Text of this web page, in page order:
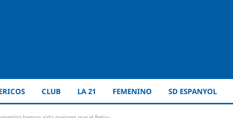
CLUB LA 21 FEMENINO SD ESPANYOL